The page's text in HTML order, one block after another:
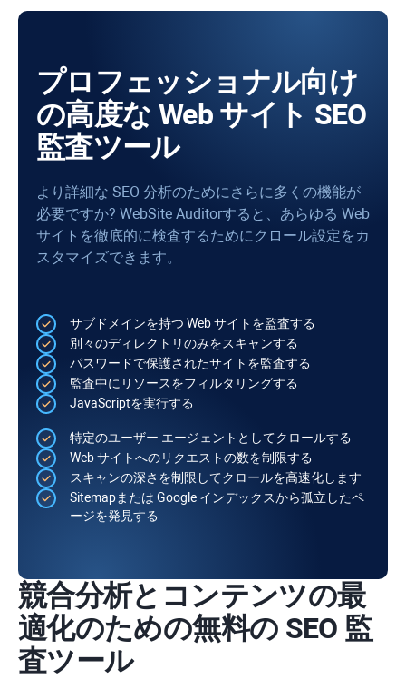
プロフェッショナル向け
の高度な Web サイト SEO
監査ツール
より詳細な SEO 分析のためにさらに多くの機能が
必要ですか? WebSite Auditorすると、あらゆる Web
サイトを徹底的に検査するためにクロール設定をカ
スタマイズできます。
サブドメインを持つ Web サイトを監査する
別々のディレクトリのみをスキャンする
パスワードで保護されたサイトを監査する
監査中にリソースをフィルタリングする
JavaScriptを実行する
特定のユーザー エージェントとしてクロールする
Web サイトへのリクエストの数を制限する
スキャンの深さを制限してクロールを高速化します
Sitemapまたは Google インデックスから孤立したペ
ージを発見する
競合分析とコンテンツの最
適化のための無料の SEO 監
査ツール